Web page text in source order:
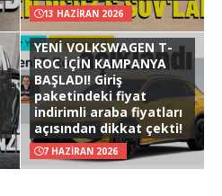
13 HAZIRAN 2026
YENİ VOLKSWAGEN T-
ROC İÇİN KAMPANYA
BAŞLADI! Giriş
paketindeki fiyat
indirimli araba fiyatları
açısından dikkat çekti!
7 HAZIRAN 2026